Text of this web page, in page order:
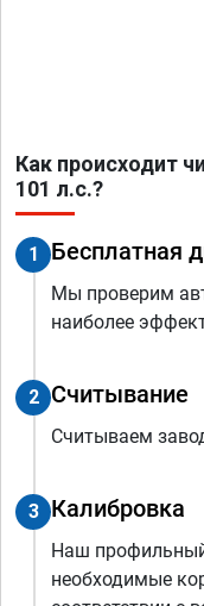
Как происходит
101 л.с.?
1 Бесплатная
Мы проверим
наиболее
2 Считывание
Считываем
3 Калибровка
Наш
необходимые